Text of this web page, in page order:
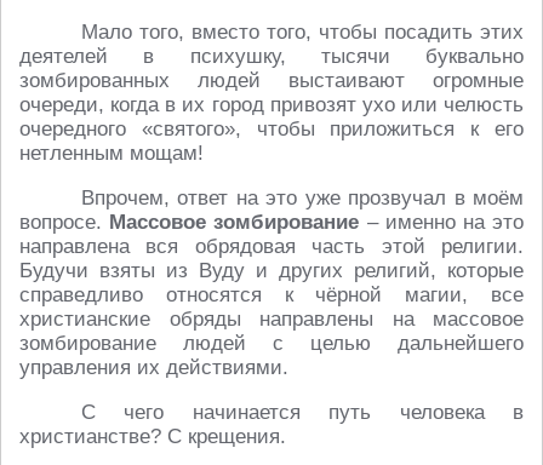
Мало того, вместо того, чтобы посадить этих
деятелей в психушку, тысячи буквально
зомбированных людей выстаивают огромные
очереди, когда в их город привозят ухо или челюсть
очередного «святого», чтобы приложиться к его
нетленным мощам!
Впрочем, ответ на это уже прозвучал в моём
вопросе. Массовое зомбирование – именно на это
направлена вся обрядовая часть этой религии.
Будучи взяты из Вуду и других религий, которые
справедливо относятся к чёрной магии, все
христианские обряды направлены на массовое
зомбирование людей с целью дальнейшего
управления их действиями.
С чего начинается путь человека в
христианстве? С крещения.